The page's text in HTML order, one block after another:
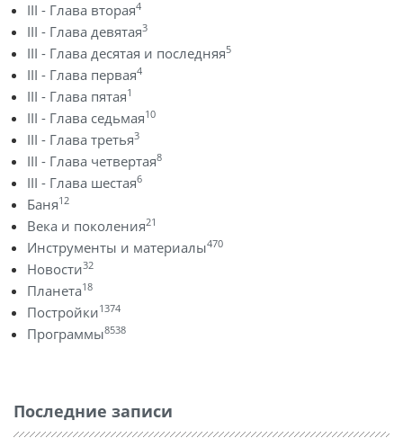
III - Глава вторая4
III - Глава девятая3
III - Глава десятая и последняя5
III - Глава первая4
III - Глава пятая1
III - Глава седьмая10
III - Глава третья3
III - Глава четвертая8
III - Глава шестая6
Баня12
Века и поколения21
Инструменты и материалы470
Новости32
Планета18
Постройки1374
Программы8538
Последние записи